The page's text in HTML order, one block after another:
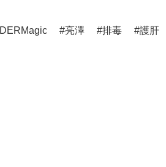
DERMagic 亮澤 排毒 護肝